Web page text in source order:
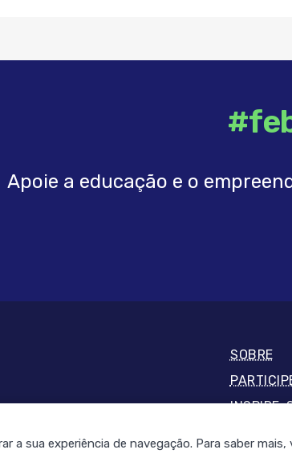
Apoie a educação e o
SOBRE
INSPIRE-
a sua experiência de navegação. Para saber mais,